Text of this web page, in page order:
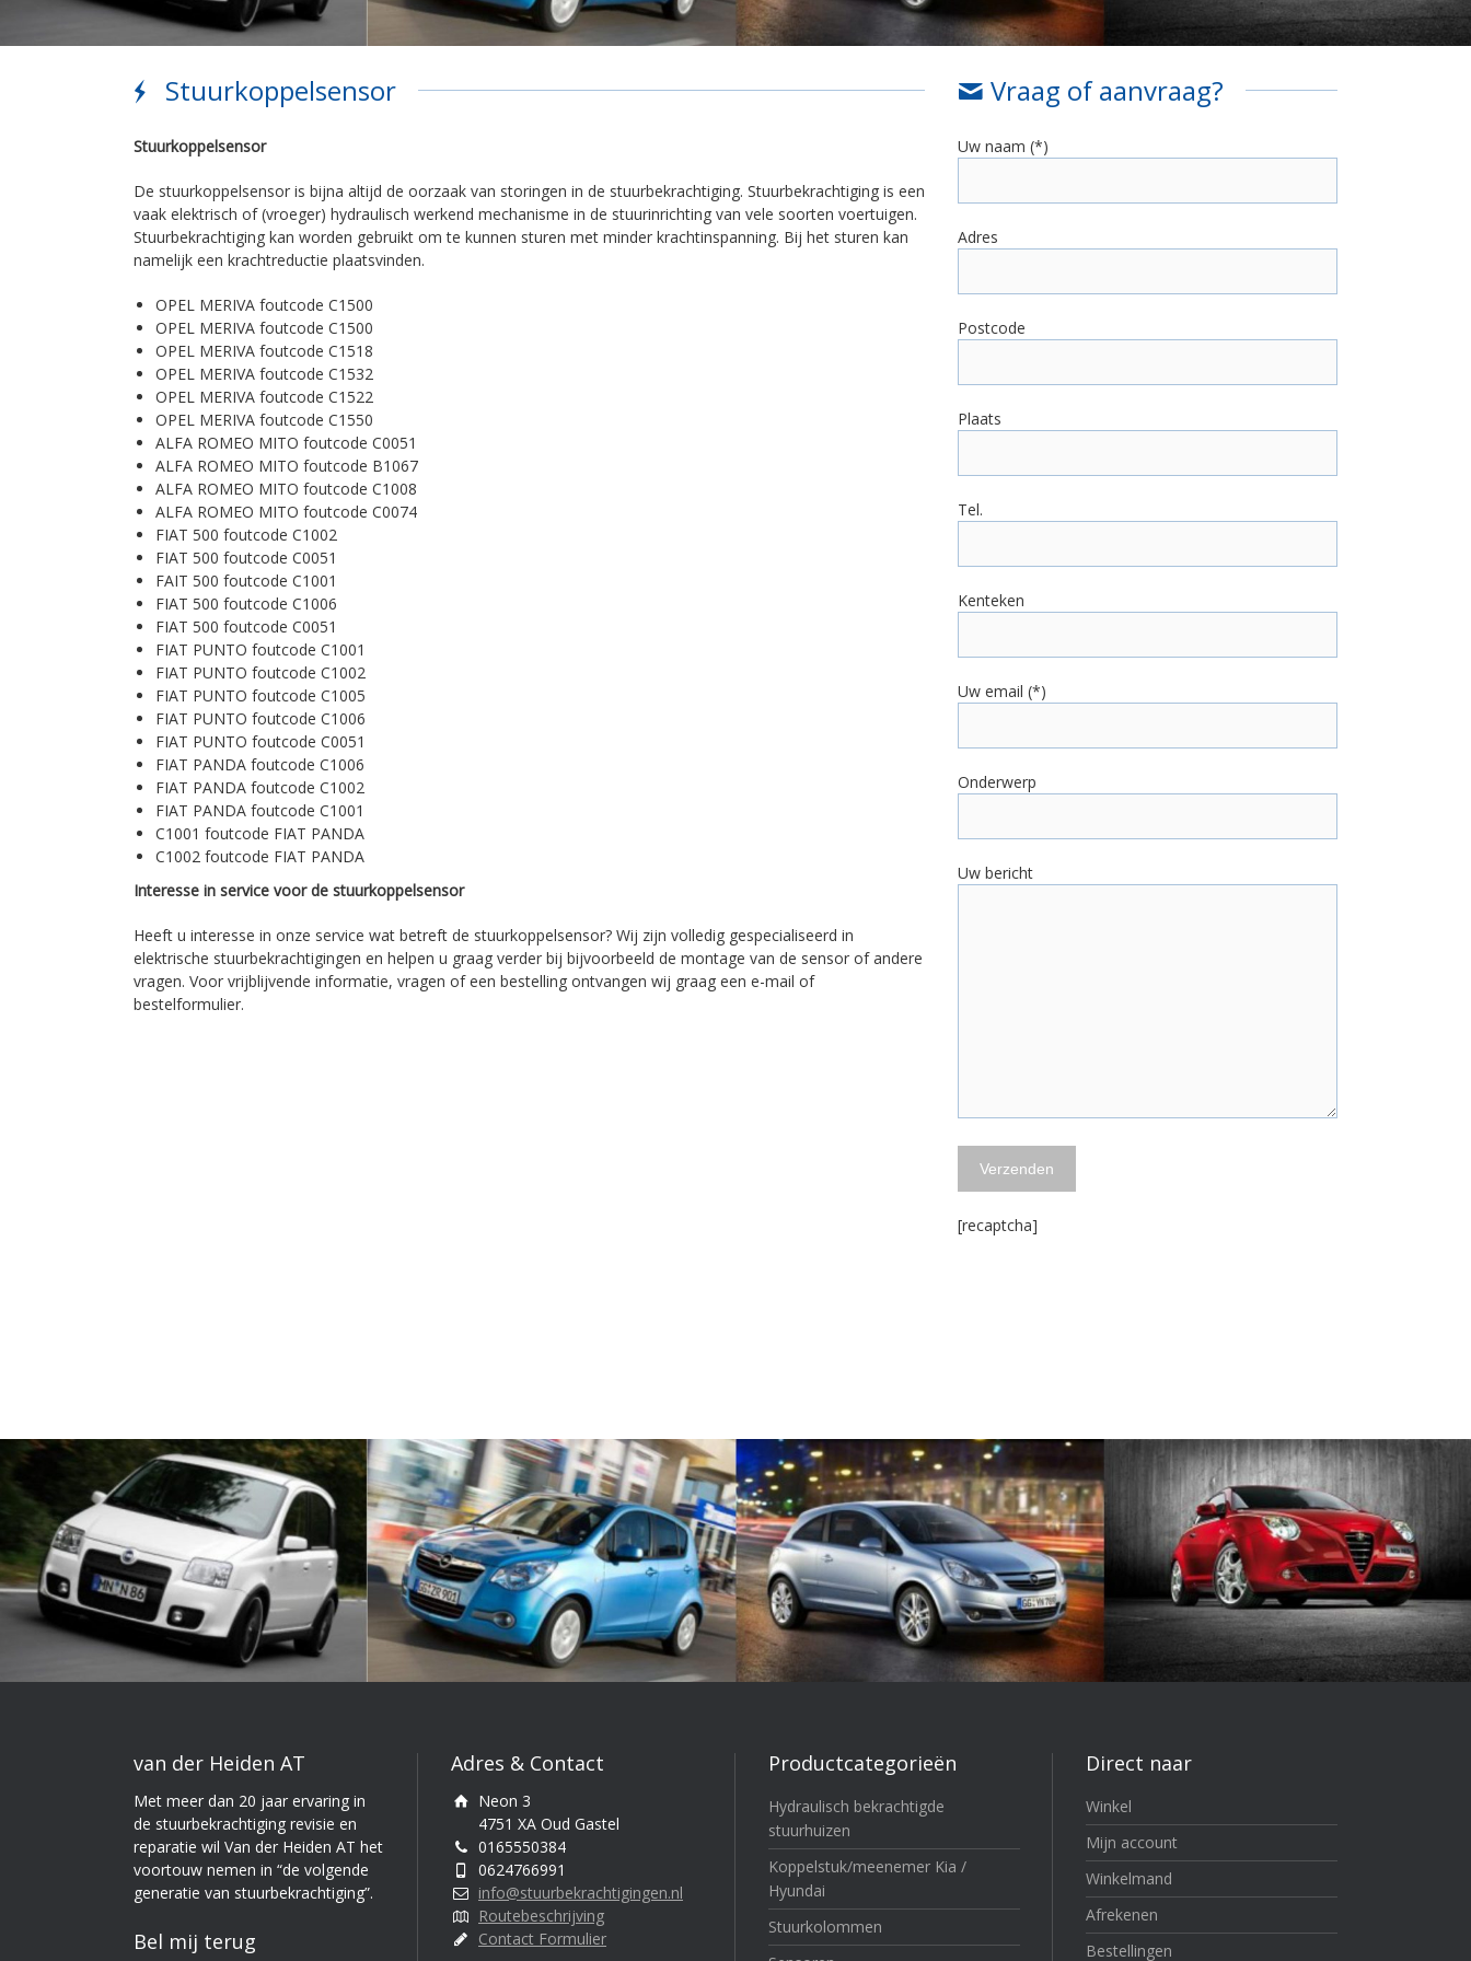
Stuurkoppelsensor
Stuurkoppelsensor
De stuurkoppelsensor is bijna altijd de oorzaak van storingen in de stuurbekrachtiging. Stuurbekrachtiging is een
vaak elektrisch of (vroeger) hydraulisch werkend mechanisme in de stuurinrichting van vele soorten voertuigen.
Stuurbekrachtiging kan worden gebruikt om te kunnen sturen met minder krachtinspanning. Bij het sturen kan
namelijk een krachtreductie plaatsvinden.
OPEL MERIVA foutcode C1500
OPEL MERIVA foutcode C1500
OPEL MERIVA foutcode C1518
OPEL MERIVA foutcode C1532
OPEL MERIVA foutcode C1522
OPEL MERIVA foutcode C1550
ALFA ROMEO MITO foutcode C0051
ALFA ROMEO MITO foutcode B1067
ALFA ROMEO MITO foutcode C1008
ALFA ROMEO MITO foutcode C0074
FIAT 500 foutcode C1002
FIAT 500 foutcode C0051
FAIT 500 foutcode C1001
FIAT 500 foutcode C1006
FIAT 500 foutcode C0051
FIAT PUNTO foutcode C1001
FIAT PUNTO foutcode C1002
FIAT PUNTO foutcode C1005
FIAT PUNTO foutcode C1006
FIAT PUNTO foutcode C0051
FIAT PANDA foutcode C1006
FIAT PANDA foutcode C1002
FIAT PANDA foutcode C1001
C1001 foutcode FIAT PANDA
C1002 foutcode FIAT PANDA
Interesse in service voor de stuurkoppelsensor
Heeft u interesse in onze service wat betreft de stuurkoppelsensor? Wij zijn volledig gespecialiseerd in
elektrische stuurbekrachtigingen en helpen u graag verder bij bijvoorbeeld de montage van de sensor of andere
vragen. Voor vrijblijvende informatie, vragen of een bestelling ontvangen wij graag een e-mail of
bestelformulier.
Vraag of aanvraag?
Uw naam (*)
Adres
Postcode
Plaats
Tel.
Kenteken
Uw email (*)
Onderwerp
Uw bericht
[recaptcha]
van der Heiden AT
Met meer dan 20 jaar ervaring in
de stuurbekrachtiging revisie en
reparatie wil Van der Heiden AT het
voortouw nemen in “de volgende
generatie van stuurbekrachtiging”.
Bel mij terug
Adres & Contact
Neon 3
4751 XA Oud Gastel
0165550384
0624766991
info@stuurbekrachtigingen.nl
Routebeschrijving
Contact Formulier
Productcategorieën
Hydraulisch bekrachtigde
stuurhuizen
Koppelstuk/meenemer Kia /
Hyundai
Stuurkolommen
Direct naar
Winkel
Mijn account
Winkelmand
Afrekenen
Bestellingen